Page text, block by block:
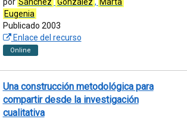
Eugenia
Publicado 2003
Enlace del recurso
Online
Una construcción metodológica para
compartir desde la investigación
cualitativa